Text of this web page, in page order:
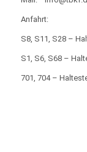
Anfahrt:
S8, S11, S28 –
S1, S6, S68 –
701, 704 –